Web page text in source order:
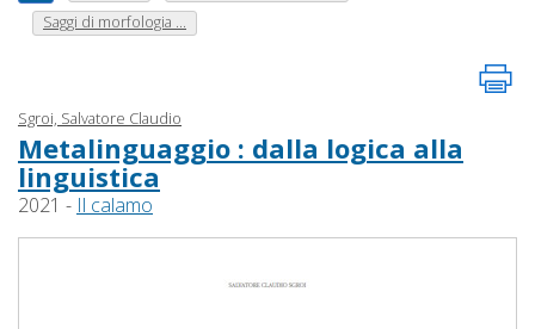
Saggi di morfologia ...
Sgroi, Salvatore Claudio
Metalinguaggio : dalla logica alla
linguistica
2021 - Il calamo